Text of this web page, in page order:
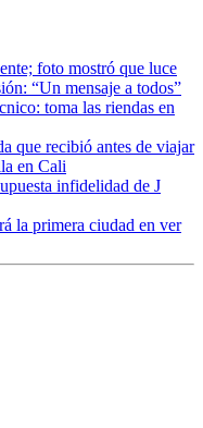
foto mostró que luce
“Un mensaje a todos”
toma las riendas en
que recibió antes de viajar
en Cali
infidelidad de J
la primera ciudad en ver